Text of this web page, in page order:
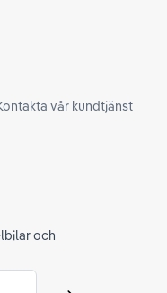
vår kundtjänst
och